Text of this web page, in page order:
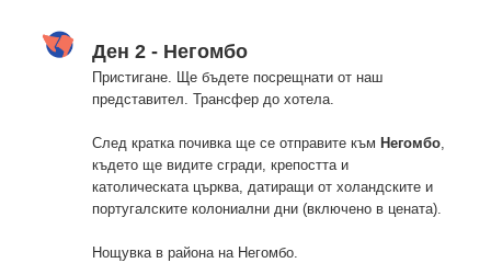
Ден 2 - Негомбо
Пристигане. Ще бъдете посрещнати от наш
представител. Трансфер до хотела.
След кратка почивка ще се отправите към Негомбо
където ще видите сгради, крепостта и
католическата църква, датиращи от холандските и
португалските колониални дни (включено в цената).
Нощувка в района на Негомбо.